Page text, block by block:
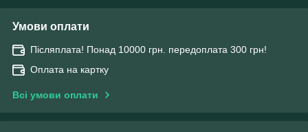
Умови оплати
Післяплата! Понад 10000 грн. передоплата 300 грн!
Оплата на картку
Всі умови оплати